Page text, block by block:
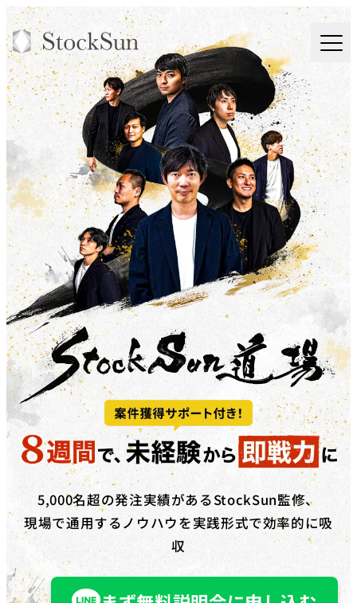
5,000名超の発注実績があるStockSun監修、
現場で通用するノウハウを実践形式で効率的に吸
収